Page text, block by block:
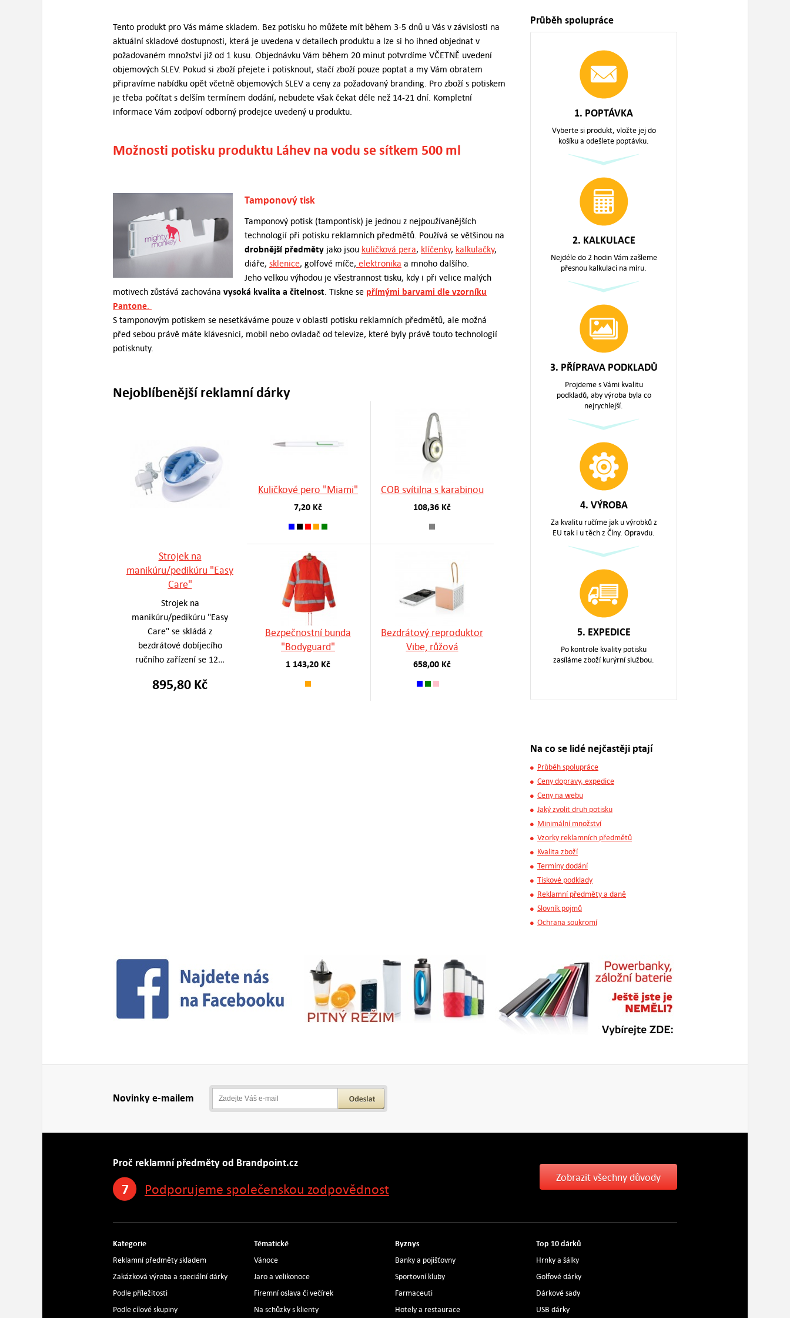
Tento produkt pro Vás máme skladem. Bez potisku ho můžete mít během 3-5 dnů u Vás v závislosti na
aktuální skladové dostupnosti, která je uvedena v detailech produktu a lze si ho ihned objednat v
požadovaném množství již od 1 kusu. Objednávku Vám během 20 minut potvrdíme VČETNĚ uvedení
objemových SLEV. Pokud si zboží přejete i potisknout, stačí zboží pouze poptat a my Vám obratem
připravíme nabídku opět včetně objemových SLEV a ceny za požadovaný branding. Pro zboží s potiskem
je třeba počítat s delším termínem dodání, nebudete však čekat déle než 14-21 dní. Kompletní
informace Vám zodpoví odborný prodejce uvedený u produktu.
Možnosti potisku produktu Láhev na vodu se sítkem 500 ml
Tamponový tisk
Tamponový potisk (tampontisk) je jednou z nejpoužívanějších
technologií při potisku reklamních předmětů. Používá se většinou na
drobnější předměty jako jsou kuličková pera, klíčenky, kalkulačky,
diáře, sklenice, golfové míče, elektronika a mnoho dalšího.
Jeho velkou výhodou je všestrannost tisku, kdy i při velice malých
motivech zůstává zachována vysoká kvalita a čitelnost . Tiskne se přímými barvami dle vzorníku
Pantone
S tamponovým potiskem se nesetkáváme pouze v oblasti potisku reklamních předmětů, ale možná
před sebou právě máte klávesnici, mobil nebo ovladač od televize, které byly právě touto technologií
potisknuty.
Nejoblíbenější reklamní dárky
Strojek na
manikúru/pedikúru "Easy
Care"
Strojek na
manikúru/pedikúru "Easy
Care" se skládá z
bezdrátové dobíjecího
ručního zařízení se 12…
895,80 Kč
Kuličkové pero "Miami"
7,20 Kč
COB svítilna s karabinou
108,36 Kč
Bezpečnostní bunda
"Bodyguard"
1 143,20 Kč
Bezdrátový reproduktor
Vibe, růžová
658,00 Kč
Průběh spolupráce
1. POPTÁVKA
Vyberte si produkt, vložte jej do
košíku a odešlete poptávku.
2. KALKULACE
Nejdéle do 2 hodin Vám zašleme
přesnou kalkulaci na míru.
3. PŘÍPRAVA PODKLADŮ
Projdeme s Vámi kvalitu
podkladů, aby výroba byla co
nejrychlejší.
4. VÝROBA
Za kvalitu ručíme jak u výrobků z
EU tak i u těch z Číny. Opravdu.
5. EXPEDICE
Po kontrole kvality potisku
zasíláme zboží kurýrní službou.
Na co se lidé nejčastěji ptají
Průběh spolupráce
Ceny dopravy, expedice
Ceny na webu
Jaký zvolit druh potisku
Minimální množství
Vzorky reklamních předmětů
Kvalita zboží
Termíny dodání
Tiskové podklady
Reklamní předměty a daně
Slovník pojmů
Ochrana soukromí
Novinky e-mailem
Proč reklamní předměty od Brandpoint.cz
7 Podporujeme společenskou zodpovědnost
Zobrazit všechny důvody
Kategorie
Reklamní předměty skladem
Zakázková výroba a speciální dárky
Podle příležitosti
Podle cílové skupiny
Tématické
Vánoce
Jaro a velikonoce
Firemní oslava či večírek
Na schůzky s klienty
Byznys
Banky a pojišťovny
Sportovní kluby
Farmaceuti
Hotely a restaurace
Top 10 dárků
Hrnky a šálky
Golfové dárky
Dárkové sady
USB dárky